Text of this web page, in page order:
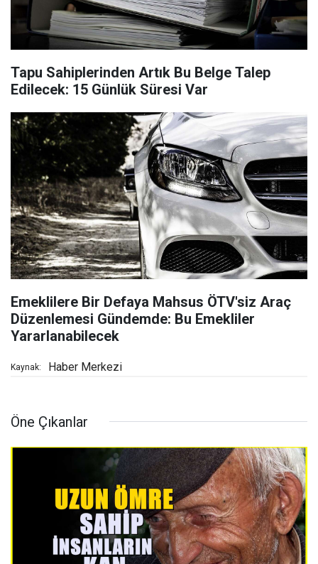
Tapu Sahiplerinden Artık Bu Belge Talep
Edilecek: 15 Günlük Süresi Var
Emeklilere Bir Defaya Mahsus ÖTV'siz Araç
Düzenlemesi Gündemde: Bu Emekliler
Yararlanabilecek
Kaynak: Haber Merkezi
Öne Çıkanlar